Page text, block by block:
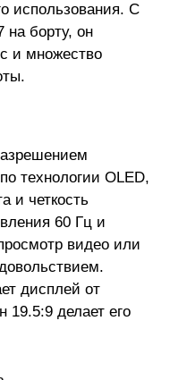
использования. С
на борту, он
и множество
технологии OLED,
и четкость
60 Гц и
видео или
дисплей от
19.5:9 делает его